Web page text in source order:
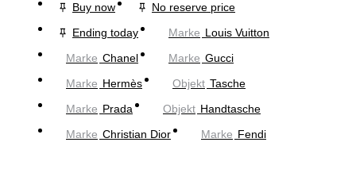
Buy now
No reserve price
Ending today
Marke Louis Vuitton
Marke Chanel Marke Gucci
Marke Hermès Objekt Tasche
Marke Prada Objekt Handtasche
Marke Christian Dior Marke Fendi